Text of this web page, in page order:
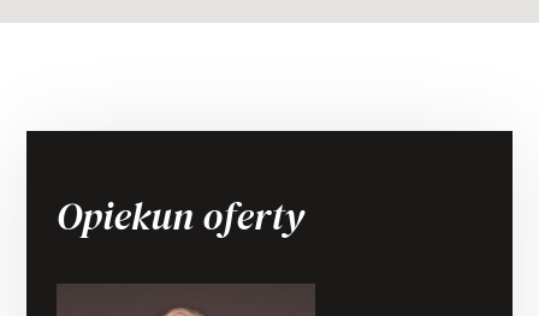
Opiekun oferty